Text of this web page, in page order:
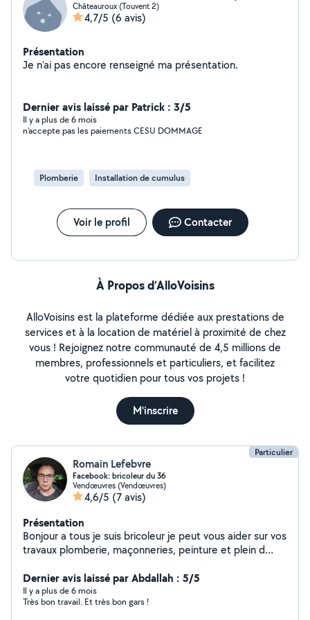
Châteauroux (Touvent 2)
4,7/5 (6 avis)
Présentation
Je n'ai pas encore renseigné ma présentation.
Dernier avis laissé par Patrick : 3/5
Il y a plus de 6 mois
n'accepte pas les paiements CESU DOMMAGE
Plomberie Installation de cumulus
Voir le profil Contacter
À Propos d’AlloVoisins
AlloVoisins est la plateforme dédiée aux prestations de
services et à la location de matériel à proximité de chez
vous ! Rejoignez notre communauté de 4,5 millions de
membres, professionnels et particuliers, et facilitez
votre quotidien pour tous vos projets !
M'inscrire
Particulier
Romain Lefebvre
Facebook: bricoleur du 36
Vendœuvres (Vendœuvres)
4,6/5 (7 avis)
Présentation
Bonjour a tous je suis bricoleur je peut vous aider sur vos
travaux plomberie, maçonneries, peinture et plein d
contacter moi
Dernier avis laissé par Abdallah : 5/5
Il y a plus de 6 mois
Très bon travail. Et très bon gars !